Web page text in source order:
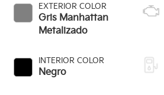
EXTERIOR COLOR
Gris Manhattan
Metalizado
INTERIOR COLOR
Negro